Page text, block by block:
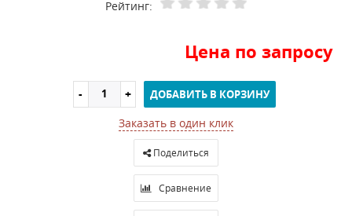
Рейтинг:
Цена по запросу
ДОБАВИТЬ В КОРЗИНУ
Заказать в один клик
Поделиться
Сравнение